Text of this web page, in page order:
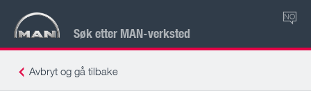
Søk etter MAN-verksted
NO
Avbryt og gå tilbake